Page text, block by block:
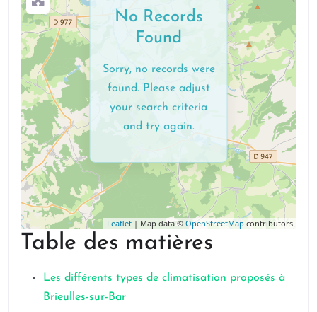
Leaflet | Map data © OpenStreetMap contributors
No Records
Found
Sorry, no records were
found. Please adjust
your search criteria
and try again.
Table des matières
Les différents types de climatisation proposés à
Brieulles-sur-Bar